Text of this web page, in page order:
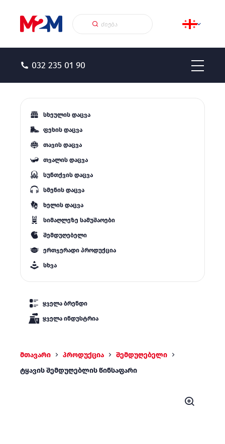
032 235 01 90
სხეულის დაცვა
ფეხის დაცვა
თავის დაცვა
თვალის დაცვა
სუნთქვის დაცვა
სმენის დაცვა
ხელის დაცვა
სიმაღლეზე სამუშაოები
შემდუღებელი
ერთჯერადი პროდუქცია
სხვა
ყველა ბრენდი
ყველა ინდუსტრია
მთავარი პროდუქცია
შემდუღებელი
ტყავის შემდუღებლის წინსაფარი